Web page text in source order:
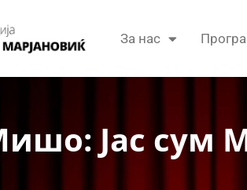
За нас
Јас сум